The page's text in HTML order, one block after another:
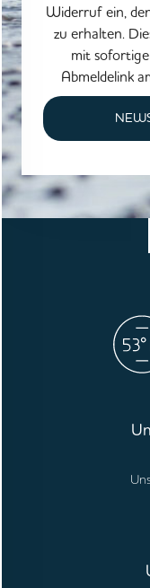
Widerruf ein,
zu erhalten.
mit
Abmeldelink